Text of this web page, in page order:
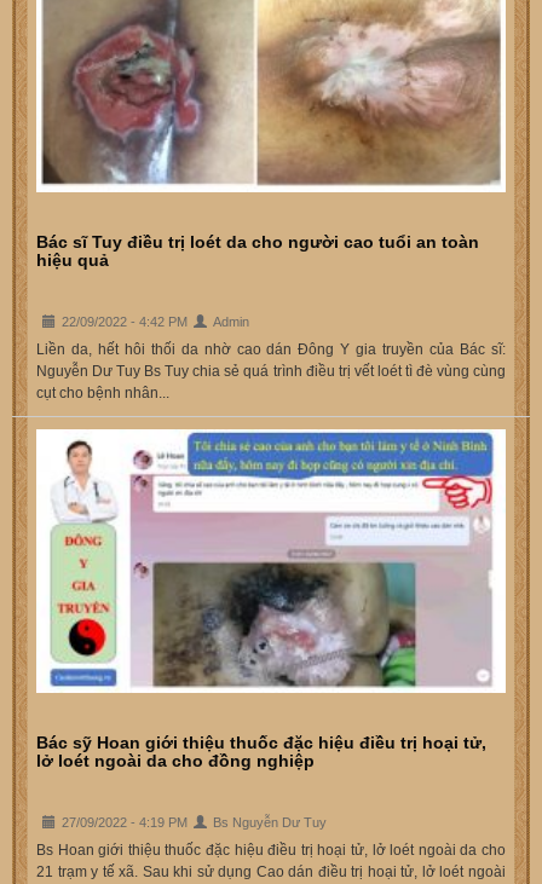
Bác sĩ Tuy điều trị loét da cho người cao tuổi an toàn
hiệu quả
22/09/2022 - 4:42 PM Admin
Liền da, hết hôi thối da nhờ cao dán Đông Y gia truyền của Bác sĩ:
Nguyễn Dư Tuy Bs Tuy chia sẻ quá trình điều trị vết loét tì đè vùng cùng
cụt cho bệnh nhân...
Bác sỹ Hoan giới thiệu thuốc đặc hiệu điều trị hoại tử,
lở loét ngoài da cho đồng nghiệp
27/09/2022 - 4:19 PM Bs Nguyễn Dư Tuy
Bs Hoan giới thiệu thuốc đặc hiệu điều trị hoại tử, lở loét ngoài da cho
21 trạm y tế xã. Sau khi sử dụng Cao dán điều trị hoại tử, lở loét ngoài